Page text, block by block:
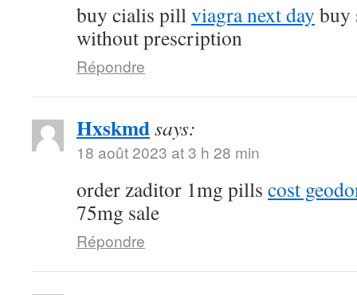
buy cialis pillviagra next day buy
without prescription
Répondre
Hxskmdsays:
18 août 2023 at 3 h 28 min
order zaditor 1mg pills cost
75mg sale
Répondre